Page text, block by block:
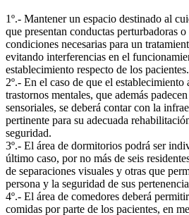
1º.- Mantener un espacio destinado al
que presentan conductas perturbadoras
condiciones necesarias para un
evitando interferencias en el
establecimiento respecto de los pacientes.
2º.- En el caso de que el establecimiento
trastornos mentales, que además
sensoriales, se deberá contar con la
pertinente para su adecuada
seguridad.
3º.- El área de dormitorios podrá ser
último caso, por no más de seis
de separaciones visuales y otras que
persona y la seguridad de sus
4º.- El área de comedores deberá
comidas por parte de los pacientes, en